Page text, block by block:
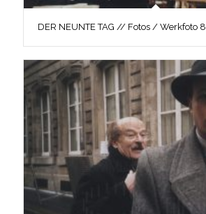
DER NEUNTE TAG // Fotos / Werkfoto 8